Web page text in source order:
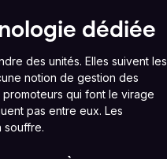
dédiée
des unités. Elles suivent les
notion de gestion des
qui font le virage
pas entre eux. Les
souffre.